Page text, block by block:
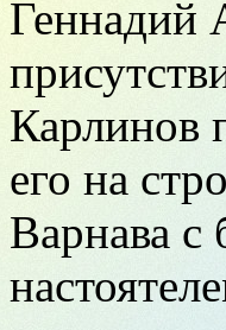
Геннадий
Карлинов
его на
Варнава с